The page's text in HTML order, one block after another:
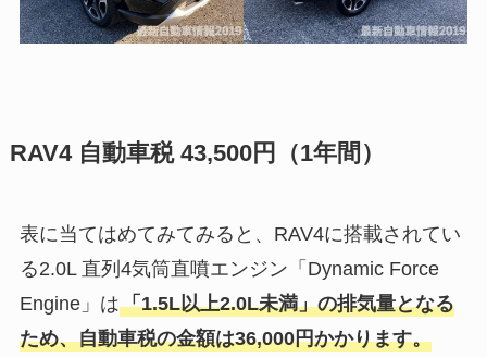
RAV4 自動車税 43,500円（1年間）
表に当てはめてみてみると、RAV4に搭載されてい
る2.0L 直列4気筒直噴エンジン「Dynamic Force
Engine」は「1.5L以上2.0L未満」の排気量となる
ため、自動車税の金額は36,000円かかります。